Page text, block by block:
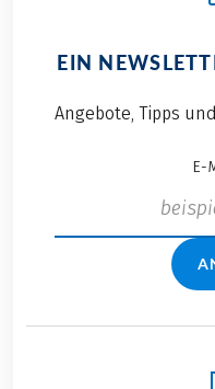
EIN
Angebote, Tipps
E-